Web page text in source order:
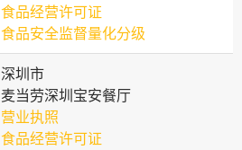
食品经营许可证
食品安全监督量化分级
深圳市
麦当劳深圳宝安餐厅
营业执照
食品经营许可证